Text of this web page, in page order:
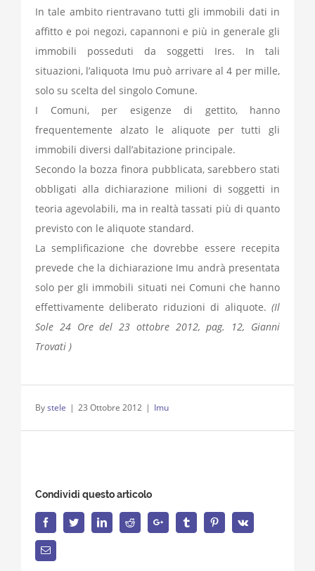
In tale ambito rientravano tutti gli immobili dati in
affitto e poi negozi, capannoni e più in generale gli
immobili posseduti da soggetti Ires. In tali
situazioni, l’aliquota Imu può arrivare al 4 per mille,
solo su scelta del singolo Comune.
I Comuni, per esigenze di gettito, hanno
frequentemente alzato le aliquote per tutti gli
immobili diversi dall’abitazione principale.
Secondo la bozza finora pubblicata, sarebbero stati
obbligati alla dichiarazione milioni di soggetti in
teoria agevolabili, ma in realtà tassati più di quanto
previsto con le aliquote standard.
La semplificazione che dovrebbe essere recepita
prevede che la dichiarazione Imu andrà presentata
solo per gli immobili situati nei Comuni che hanno
effettivamente deliberato riduzioni di aliquote. (Il
Sole 24 Ore del 23 ottobre 2012, pag. 12, Gianni
Trovati )
Bystele | 23 Ottobre 2012 | Imu
Condividi questo articolo
FacebookTwitterLinkedInReddit Google+ Tumblr PinterestVk
Email